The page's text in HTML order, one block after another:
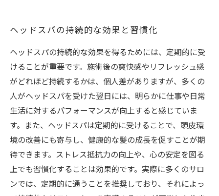
ヘッドスパの持続的な効果と習慣化
ヘッドスパの持続的な効果を得るためには、定期的に受
けることが重要です。施術後の爽快感やリフレッシュ感
がどれほど持続するかは、個人差がありますが、多くの
人がヘッドスパを受けた翌日には、明らかに仕事や日常
生活に対するパフォーマンスが向上すると感じていま
す。また、ヘッドスパは定期的に受けることで、頭皮環
境の改善にも寄与し、健康的な髪の成長を促すことが期
待できます。ストレス抵抗力の向上や、心の安定を図る
上でも習慣化することは効果的です。実際に多くのサロ
ンでは、定期的に通うことを推奨しており、それによっ